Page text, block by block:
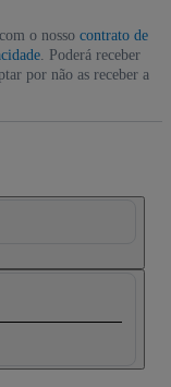
o nosso contrato de
. Poderá receber
por não as receber a